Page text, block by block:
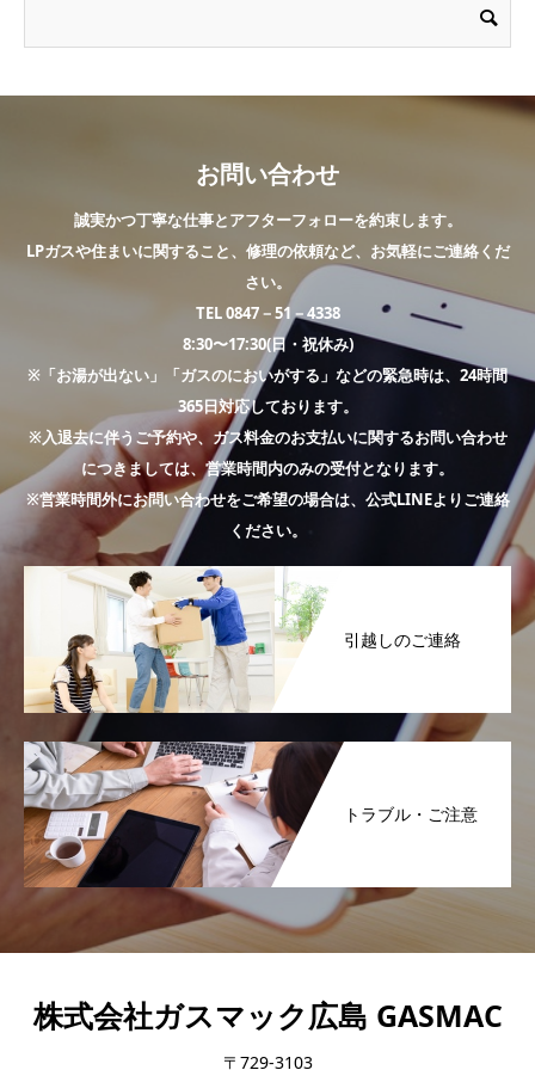
お問い合わせ
誠実かつ丁寧な仕事とアフターフォローを約束します。
LPガスや住まいに関すること、修理の依頼など、お気軽にご連絡くだ
さい。
TEL 0847－51－4338
8:30〜17:30(日・祝休み)
※「お湯が出ない」「ガスのにおいがする」などの緊急時は、24時間
365日対応しております。
※入退去に伴うご予約や、ガス料金のお支払いに関するお問い合わせ
につきましては、営業時間内のみの受付となります。
※営業時間外にお問い合わせをご希望の場合は、公式LINEよりご連絡
ください。
引越しのご連絡
トラブル・ご注意
株式会社ガスマック広島 GASMAC
〒729-3103